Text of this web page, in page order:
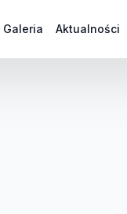
Galeria Aktualności